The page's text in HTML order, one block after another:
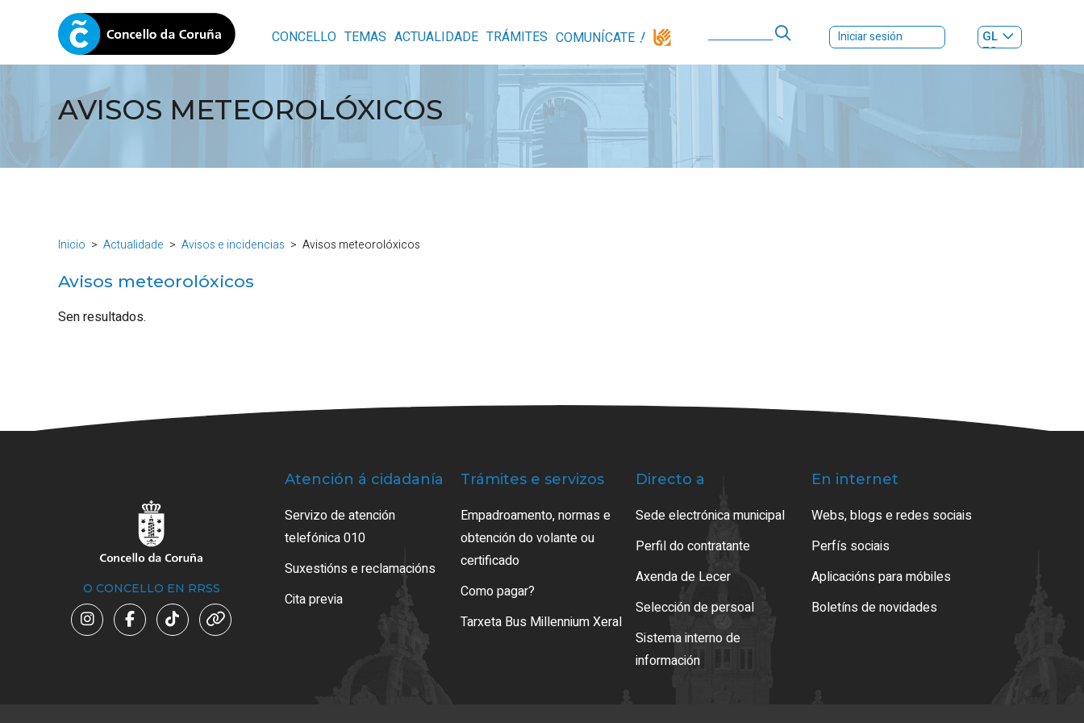
CONCELLO TEMAS ACTUALIDADE TRÁMITES COMUNÍCATE Iniciar sesión
GL
ES|
AVISOS METEOROLÓXICOS
Inicio Actualidade Avisos e incidencias Avisos meteorolóxicos
Avisos meteorolóxicos
Sen resultados.
O CONCELLO EN RRSS
Atención á cidadanía
Servizo de atención
telefónica 010
Suxestións e reclamacións
Cita previa
Trámites e servizos
Empadroamento, normas e
obtención do volante ou
certificado
Como pagar?
Tarxeta Bus Millennium Xeral
Directo a
Sede electrónica municipal
Perfil do contratante
Axenda de Lecer
Selección de persoal
Sistema interno de
información
En internet
Webs, blogs e redes sociais
Perfís sociais
Aplicacións para móbiles
Boletíns de novidades